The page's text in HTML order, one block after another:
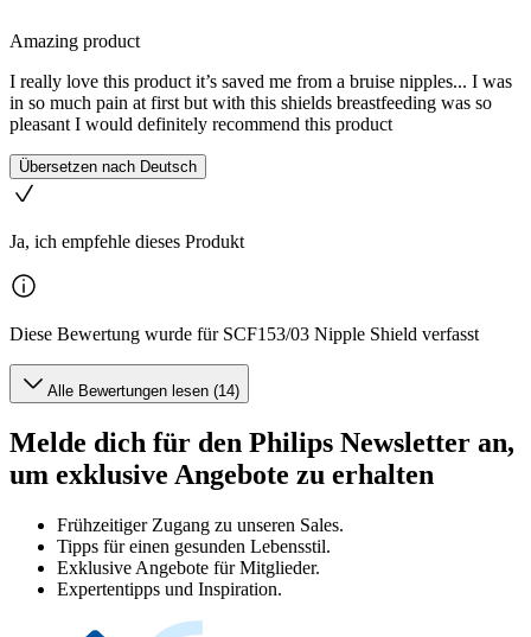
Amazing product
I really love this product it’s saved me from a bruise nipples... I was
in so much pain at first but with this shields breastfeeding was so
pleasant I would definitely recommend this product
Übersetzen nach Deutsch
Ja, ich empfehle dieses Produkt
Diese Bewertung wurde für SCF153/03 Nipple Shield verfasst
Alle Bewertungen lesen (14)
Melde dich für den Philips Newsletter an,
um exklusive Angebote zu erhalten
Frühzeitiger Zugang zu unseren Sales.
Tipps für einen gesunden Lebensstil.
Exklusive Angebote für Mitglieder.
Expertentipps und Inspiration.